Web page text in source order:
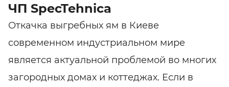
ЧП SpecTehnica
Откачка выгребных ям в Киеве
современном индустриальном мире
является актуальной проблемой во многих
загородных домах и коттеджах. Если в